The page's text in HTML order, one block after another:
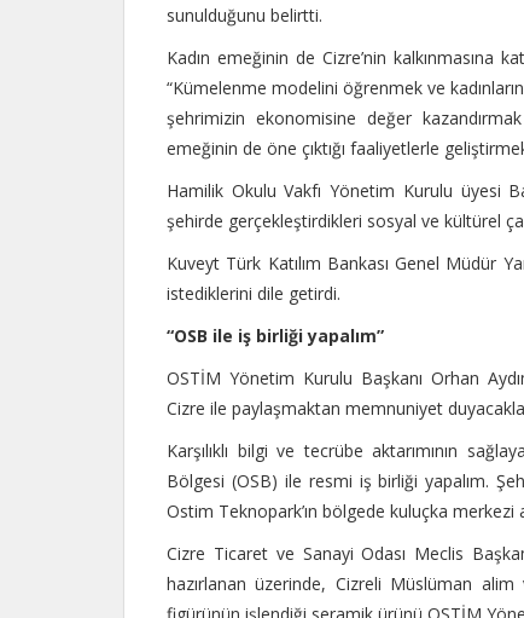
sunulduğunu belirtti.
Kadın emeğinin de Cizre’nin kalkınmasına
“Kümelenme modelini öğrenmek ve
şehrimizin ekonomisine değer
emeğinin de öne çıktığı faaliyetlerle
Hamilik Okulu Vakfı Yönetim Kurulu üyesi
şehirde gerçekleştirdikleri sosyal ve kültürel
Kuveyt Türk Katılım Bankası Genel Müdür
istediklerini dile getirdi.
“OSB ile iş birliği yapalım”
OSTİM Yönetim Kurulu Başkanı Orhan
Cizre ile paylaşmaktan memnuniyet
Karşılıklı bilgi ve tecrübe aktarımının
Bölgesi (OSB) ile resmi iş birliği yapalım.
Ostim Teknopark’ın bölgede kuluçka
Cizre Ticaret ve Sanayi Odası Meclis
hazırlanan üzerinde, Cizreli Müslüman